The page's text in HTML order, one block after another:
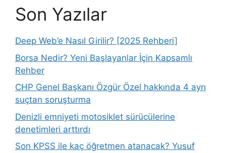
Son Yazılar
Deep Web’e Nasıl Girilir? [2025 Rehberi]
Borsa Nedir? Yeni Başlayanlar İçin Kapsamlı
Rehber
CHP Genel Başkanı Özgür Özel hakkında 4 ayrı
suçtan soruşturma
Denizli emniyeti motosiklet sürücülerine
denetimleri arttırdı
Son KPSS ile kaç öğretmen atanacak? Yusuf